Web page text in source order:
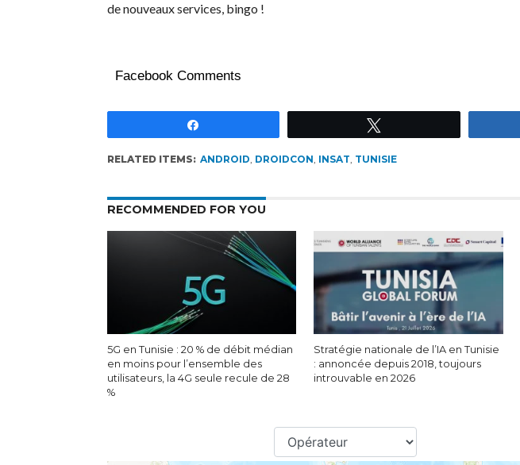
de nouveaux services, bingo !
Facebook Comments
RELATED ITEMS: ANDROID, DROIDCON, INSAT, TUNISIE
RECOMMENDED FOR YOU
5G en Tunisie : 20 % de débit médian
en moins pour l’ensemble des
utilisateurs, la 4G seule recule de 28
%
Stratégie nationale de l’IA en Tunisie
: annoncée depuis 2018, toujours
introuvable en 2026